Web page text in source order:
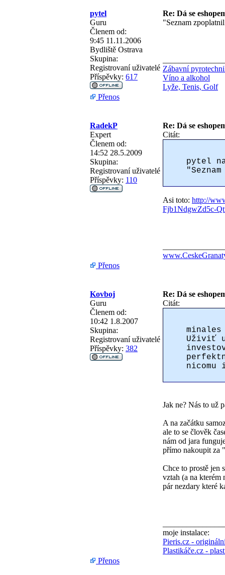
pytel
Re: Dá se
Guru
Členem od:
9:45 11.11.2006
Bydliště Ostrava
Skupina:
Registrovaní uživatelé
Příspěvky: 617
"Seznam
Zábavní
Víno a alkohol
Lyže, Tenis, Golf
Přenos
RadekP
Re: Dá se
Expert
Členem od:
14:52 28.5.2009
Skupina:
Registrovaní uživatelé
Příspěvky: 110
Citát:
pytel
Asi toto: http://
Fjb1NdgwZd5c-
Přenos
Kovboj
Re: Dá se
Guru
Členem od:
10:42 1.8.2007
Skupina:
Registrovaní uživatelé
Příspěvky: 382
Citát:
Uživiť
nicomu
Jak ne? Nás to už
A na začátku
ale to se člověk
nám od jara
přímo nakoupit za
Chce to prostě jen
vztah (a na kterém
pár nezdary které
moje instalace:
Pieris.cz -
Plastikáče.cz -
Přenos